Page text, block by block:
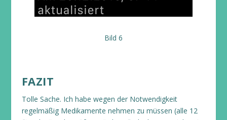
Bild 6
FAZIT
Tolle Sache. Ich habe wegen der Notwendigkeit
regelmäßig Medikamente nehmen zu müssen (alle 12